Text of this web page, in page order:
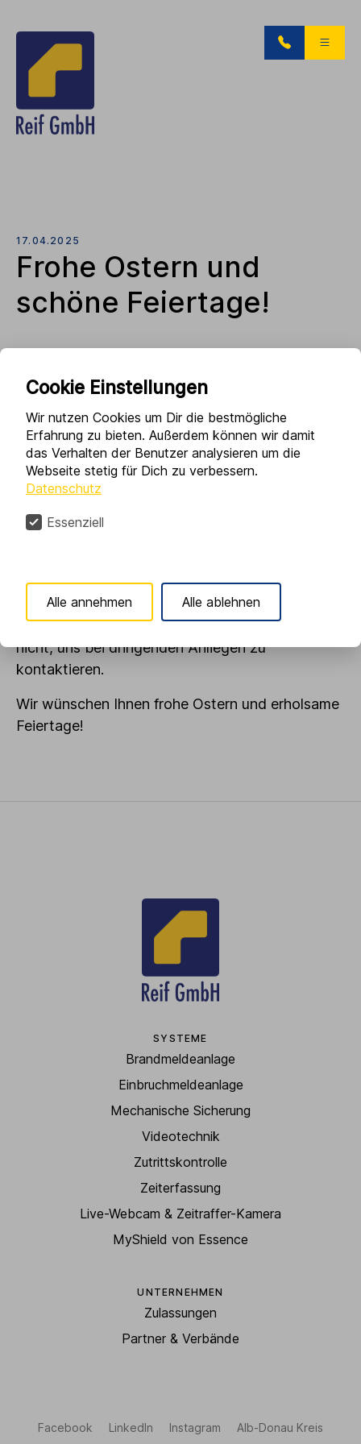
17.04.2025
Frohe Ostern und
schöne Feiertage!
Die Osterfeiertage stehen vor der Tür und wir
freuen uns darauf, diese besondere Zeit mit
unseren Liebsten zu verbringen. Wir wünschen
Ihnen allen viel Erfolg beim Suchen der
Ostergeschenke und hoffen, dass Sie die
können.
Wartungskunden selbstverständlich
uneingeschränkt über die bekannte
Rufbereitschaftsnummer erreichbar. Zögern Sie
nicht, uns bei dringenden Anliegen zu
kontaktieren.
Wir wünschen Ihnen frohe Ostern und erholsame
Feiertage!
SYSTEME
Brandmeldeanlage
Einbruchmeldeanlage
Mechanische Sicherung
Videotechnik
Zutrittskontrolle
Zeiterfassung
Live-Webcam & Zeitraffer-Kamera
MyShield von Essence
UNTERNEHMEN
Zulassungen
Partner & Verbände
Facebook LinkedIn Instagram Alb-Donau Kreis
Cookie Einstellungen
Wir nutzen Cookies um Dir die bestmögliche
Erfahrung zu bieten. Außerdem können wir damit
das Verhalten der Benutzer analysieren um die
Webseite stetig für Dich zu verbessern.
Datenschutz
Essenziell
Alle annehmen Alle ablehnen